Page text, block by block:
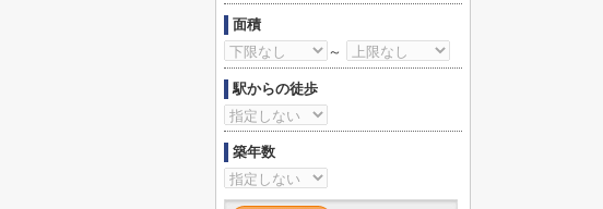
面積
～
駅からの徒歩
築年数